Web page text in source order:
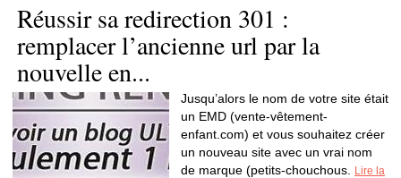
Réussir sa redirection 301 :
remplacer l’ancienne url par la
nouvelle en...
Jusqu’alors le nom de votre site était
un EMD (vente-vêtement-
enfant.com) et vous souhaitez créer
un nouveau site avec un vrai nom
de marque (petits-chouchous.
Lire la